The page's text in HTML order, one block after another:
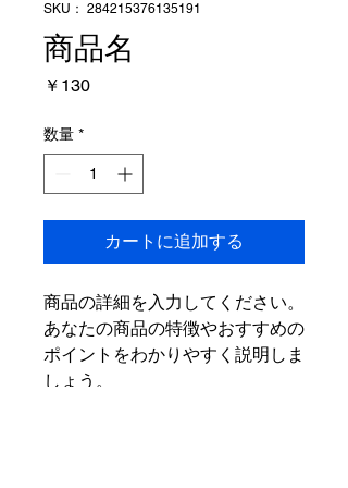
SKU： 284215376135191
商品名
￥130価
数量 *
カートに追加する
商品の詳細を入力してください。
あなたの商品の特徴やおすすめの
ポイントをわかりやすく説明しま
しょう。